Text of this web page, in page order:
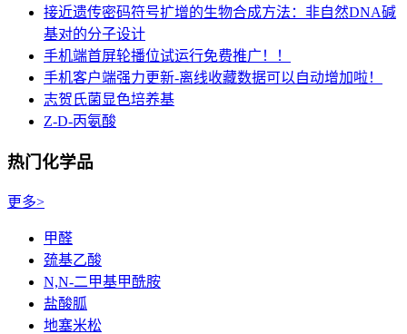
接近遗传密码符号扩增的生物合成方法：非自然DNA碱
基对的分子设计
手机端首屏轮播位试运行免费推广！！
手机客户端强力更新-离线收藏数据可以自动增加啦！
志贺氏菌显色培养基
Z-D-丙氨酸
热门化学品
更多>
甲醛
巯基乙酸
N,N-二甲基甲酰胺
盐酸胍
地塞米松